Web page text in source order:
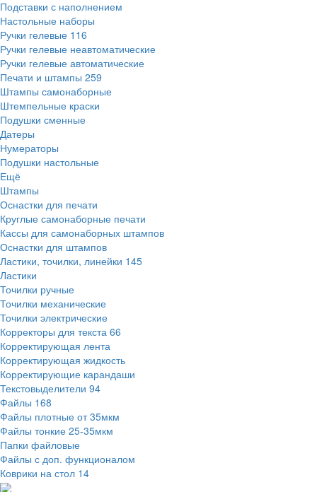
Подставки с наполнением
Настольные наборы
Ручки гелевые 116
Ручки гелевые неавтоматические
Ручки гелевые автоматические
Печати и штампы 259
Штампы самонаборные
Штемпельные краски
Подушки сменные
Датеры
Нумераторы
Подушки настольные
Ещё
Штампы
Оснастки для печати
Круглые самонаборные печати
Кассы для самонаборных штампов
Оснастки для штампов
Ластики, точилки, линейки 145
Ластики
Точилки ручные
Точилки механические
Точилки электрические
Корректоры для текста 66
Корректирующая лента
Корректирующая жидкость
Корректирующие карандаши
Текстовыделители 94
Файлы 168
Файлы плотные от 35мкм
Файлы тонкие 25-35мкм
Папки файловые
Файлы с доп. функционалом
Коврики на стол 14